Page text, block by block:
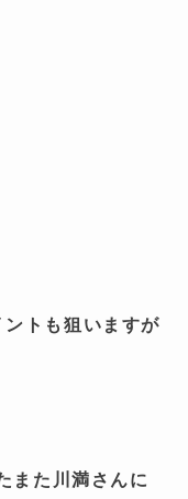
トも狙いますが
また川満さんに